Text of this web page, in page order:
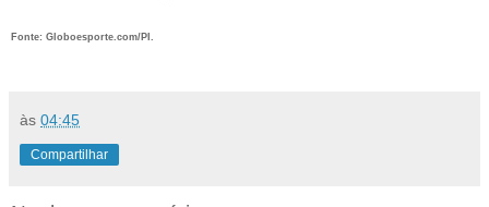
Fonte: Globoesporte.com/PI.
às 04:45
Compartilhar